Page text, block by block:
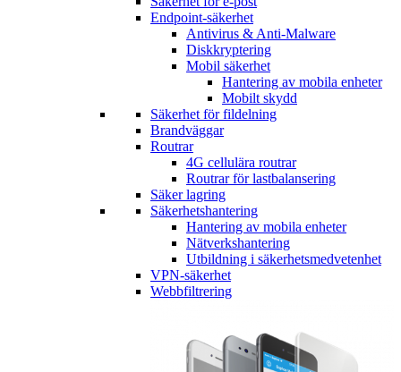
Endpoint-säkerhet
Antivirus & Anti-Malware
Diskkryptering
Mobil säkerhet
Hantering av mobila enheter
Mobilt skydd
Säkerhet för fildelning
Brandväggar
Routrar
4G cellulära routrar
Routrar för lastbalansering
Säker lagring
Säkerhetshantering
Hantering av mobila enheter
Nätverkshantering
Utbildning i säkerhetsmedvetenhet
VPN-säkerhet
Webbfiltrering